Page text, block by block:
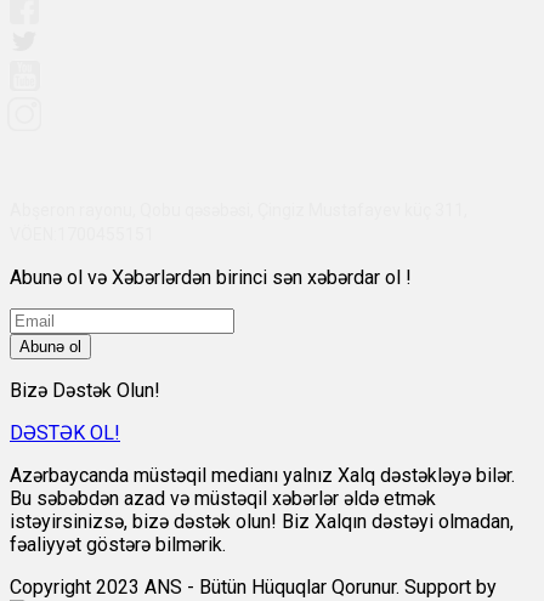
Abunə ol və Xəbərlərdən birinci sən xəbərdar ol !
Abunə ol
Bizə Dəstək Olun!
DƏSTƏK OL!
Azərbaycanda müstəqil medianı yalnız Xalq dəstəkləyə bilər.
Bu səbəbdən azad və müstəqil xəbərlər əldə etmək
istəyirsinizsə, bizə dəstək olun! Biz Xalqın dəstəyi olmadan,
fəaliyyət göstərə bilmərik.
Copyright 2023 ANS - Bütün Hüquqlar Qorunur. Support by